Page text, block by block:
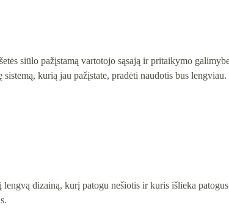
siūlo pažįstamą vartotojo sąsają ir pritaikymo
kurią jau pažįstate, pradėti naudotis bus lengviau.
dizainą, kurį patogu nešiotis ir kuris išlieka